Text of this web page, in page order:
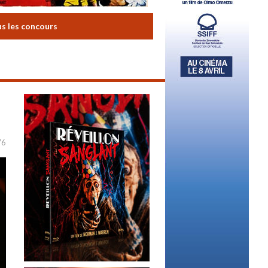
les concours